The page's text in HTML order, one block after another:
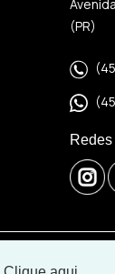
(PR)